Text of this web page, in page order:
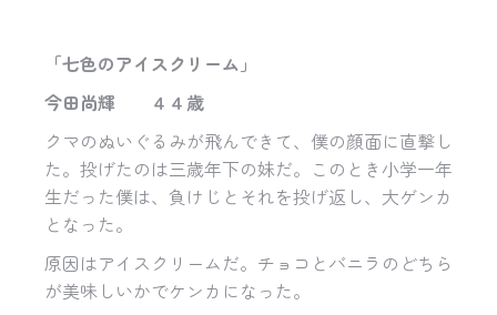
「七色のアイスクリーム」
今田尚輝 ４４歳
クマのぬいぐるみが飛んできて、僕の顔面に直撃し
た。投げたのは三歳年下の妹だ。このとき小学一年
生だった僕は、負けじとそれを投げ返し、大ゲンカ
となった。
原因はアイスクリームだ。チョコとバニラのどちら
が美味しいかでケンカになった。